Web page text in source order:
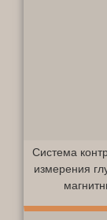
Система
измерения